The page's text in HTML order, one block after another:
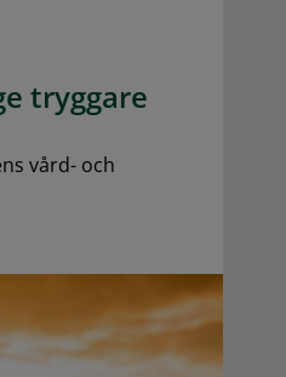
tryggare
vård- och